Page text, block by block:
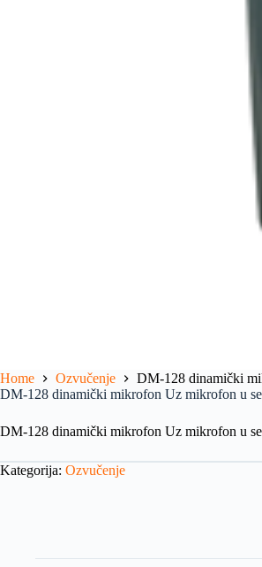
Home Ozvučenje
DM-128 dinamički
DM-128 dinamički mikrofon Uz mikrofon u
DM-128 dinamički mikrofon Uz mikrofon u
Kategorija: Ozvučenje